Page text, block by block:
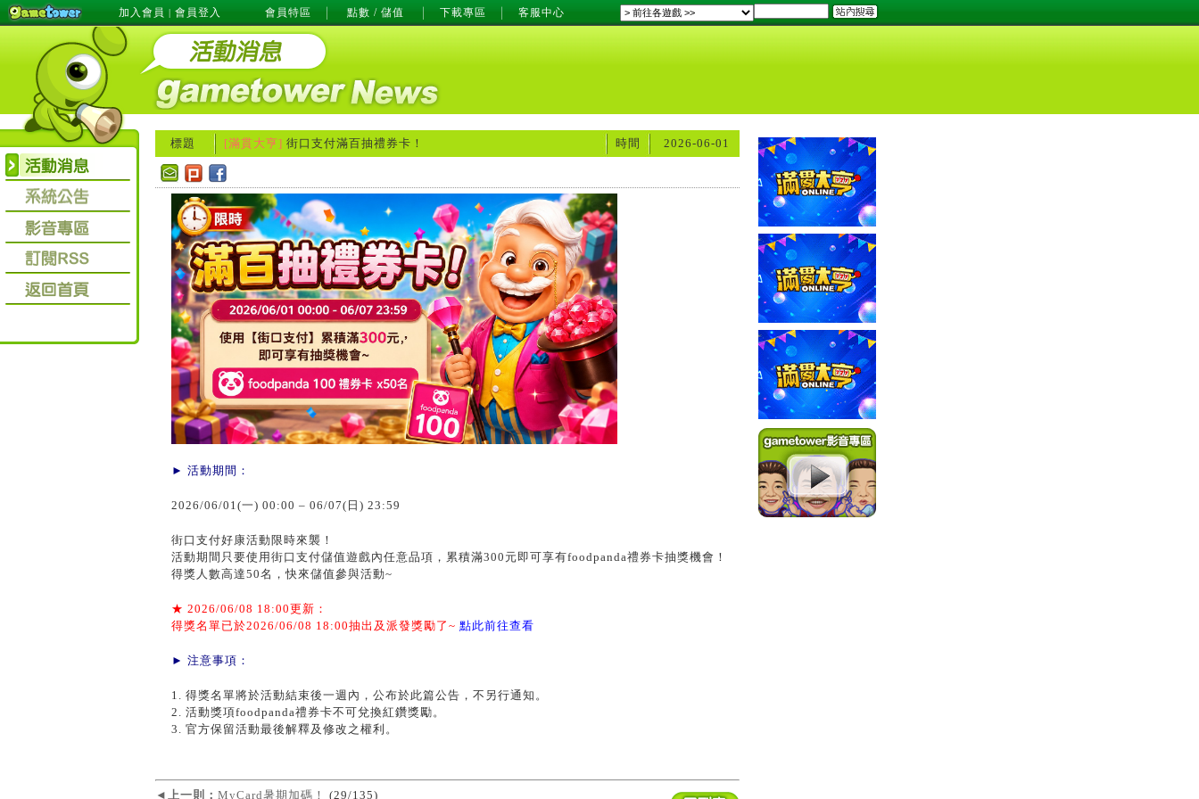
加入會員 | 會員登入 會員特區 點數 / 儲值 下載專區 客服中心
標題 [滿貫大亨] 街口支付滿百抽禮券卡！ 時間 2026-06-01
► 活動期間：
2026/06/01(一) 00:00 – 06/07(日) 23:59
街口支付好康活動限時來襲！
活動期間只要使用街口支付儲值遊戲內任意品項，累積滿300元即可享有foodpanda禮券卡抽獎機會！
得獎人數高達50名，快來儲值參與活動~
★ 2026/06/08 18:00更新：
得獎名單已於2026/06/08 18:00抽出及派發獎勵了~ 點此前往查看
► 注意事項：
1. 得獎名單將於活動結束後一週內，公布於此篇公告，不另行通知。
2. 活動獎項foodpanda禮券卡不可兌換紅鑽獎勵。
3. 官方保留活動最後解釋及修改之權利。
◄ 上一則： MyCard暑期加碼！ (29/135)